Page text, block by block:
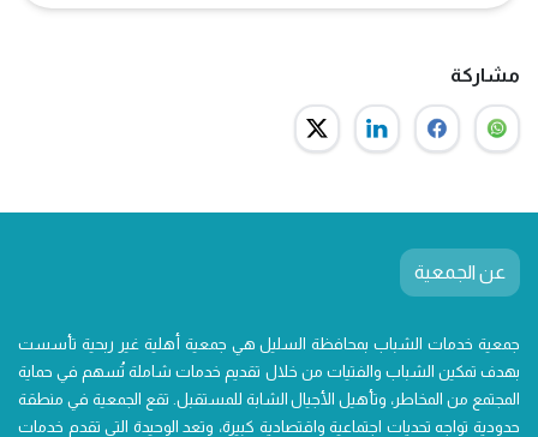
مشاركة
عن الجمعية
جمعية خدمات الشباب بمحافظة السليل هي جمعية أهلية غير ربحية تأسست
بهدف تمكين الشباب والفتيات من خلال تقديم خدمات شاملة تُسهم في حماية
المجتمع من المخاطر، وتأهيل الأجيال الشابة للمستقبل. تقع الجمعية في منطقة
حدودية تواجه تحديات اجتماعية واقتصادية كبيرة، وتعد الوحيدة التي تقدم خدمات